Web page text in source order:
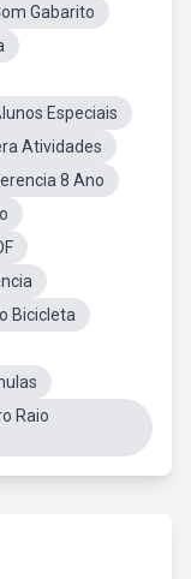
Gabarito
Especiais
Atividades
8 Ano
Bicicleta
Raio